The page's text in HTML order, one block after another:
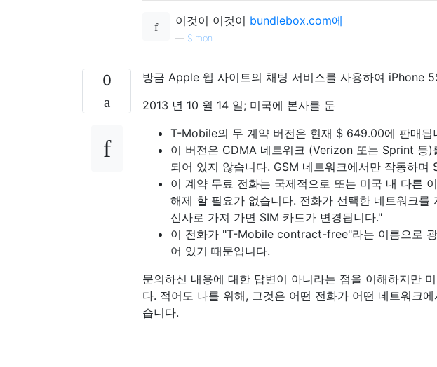
이것이 이것이 bundlebox.com에
— Simon
0
방금 Apple 웹 사이트의 채팅 서비스를 사용하여 iPhone
2013 년 10 월 14 일; 미국에 본사를 둔
T-Mobile의 무 계약 버전은 현재 $ 649.00에 판매됩
이 버전은 CDMA 네트워크 (Verizon 또는 Sprint 등
되어 있지 않습니다. GSM 네트워크에서만 작동하며
이 계약 무료 전화는 국제적으로 또는 미국 내 다른
해제 할 필요가 없습니다. 전화가 선택한 네트워크
신사로 가져 가면 SIM 카드가 변경됩니다."
이 전화가 "T-Mobile contract-free"라는 이름으로
어 있기 때문입니다.
문의하신 내용에 대한 답변이 아니라는 점을 이해하지만
다. 적어도 나를 위해, 그것은 어떤 전화가 어떤 네트워크
습니다.